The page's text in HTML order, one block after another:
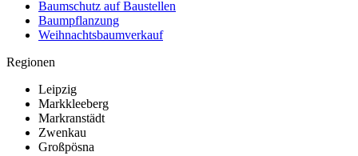
Baumschutz auf Baustellen
Baumpflanzung
Weihnachtsbaumverkauf
Regionen
Leipzig
Markkleeberg
Markranstädt
Zwenkau
Großpösna